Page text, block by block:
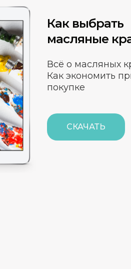
Как выбрать
масляные
Всё о масляных
Как экономить
покупке
СКАЧАТЬ